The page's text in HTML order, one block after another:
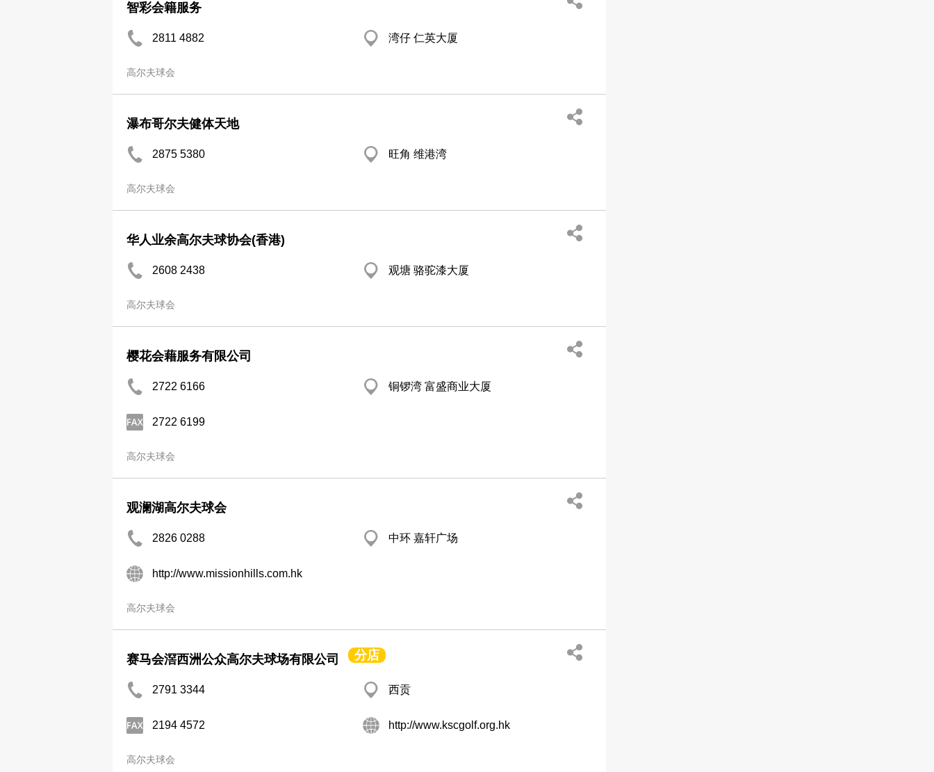
智彩会籍服务
2811 4882 湾仔 仁英大厦
高尔夫球会
瀑布哥尔夫健体天地
2875 5380 旺角 维港湾
高尔夫球会
华人业余高尔夫球协会(香港)
2608 2438 观塘 骆驼漆大厦
高尔夫球会
樱花会藉服务有限公司
2722 6166 铜锣湾 富盛商业大厦
2722 6199
高尔夫球会
观澜湖高尔夫球会
2826 0288 中环 嘉轩广场
http://www.missionhills.com.hk
高尔夫球会
赛马会滘西洲公众高尔夫球场有限公司 分店
2791 3344 西贡
2194 4572 http://www.kscgolf.org.hk
高尔夫球会